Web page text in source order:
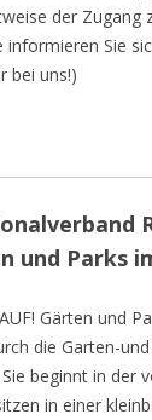
der Zugang
Sie
bei uns!)
und Parks
Gärten und
die Garten-
beginnt in der
in einer